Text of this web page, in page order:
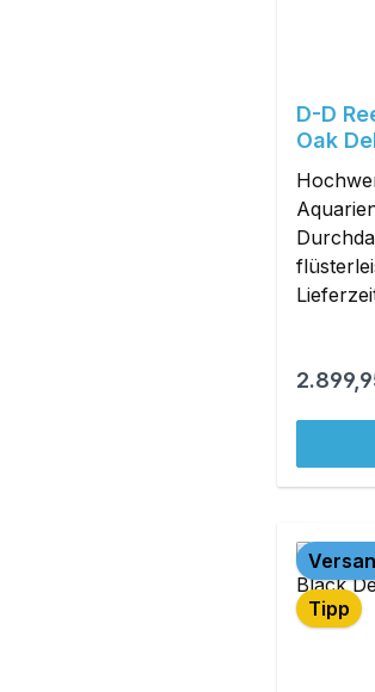
D-D
Oak
Tipp